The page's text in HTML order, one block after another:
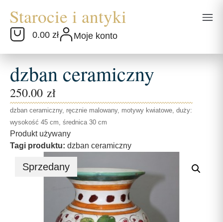
0.00 zł Moje konto
dzban ceramiczny
250.00 zł
dzban ceramiczny, ręcznie malowany, motywy kwiatowe, duży:
wysokość 45 cm, średnica 30 cm
Produkt używany
Tagi produktu: dzban ceramiczny
Sprzedany